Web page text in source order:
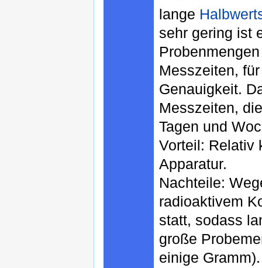
lange
sehr gering ist
Messzeiten,
Genauigkeit.
Messzeiten,
Tagen und
Vorteil: Relativ
Apparatur.
Nachteile:
radioaktivem
statt, sodass
große
einige Gramm).